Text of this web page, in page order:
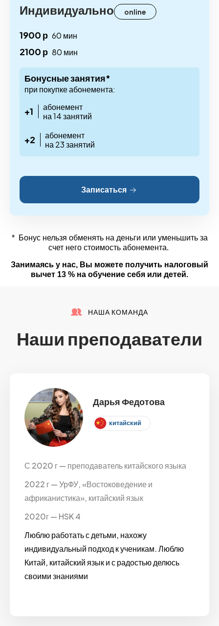
Индивидуально online
1900 р 60 мин
2100 р 80 мин
Бонусные занятия*
при покупке абонемента:
+1
абонемент
на 14 занятий
+2
абонемент
на 23 занятий
Записаться
* Бонус нельзя обменять на деньги или уменьшить за
счет него стоимость абонемента.
Занимаясь у нас, Вы можете получить налоговый
вычет 13 % на обучение себя или детей.
НАША КОМАНДА
Наши преподаватели
Дарья Федотова
китайский
С 2020 г — преподаватель китайского языка
2022 г — УрФУ, «Востоковедение и
африканистика», китайский язык
2020г — HSK 4
Люблю работать с детьми, нахожу
индивидуальный подход к ученикам. Люблю
Китай, китайский язык и с радостью делюсь
своими знаниями